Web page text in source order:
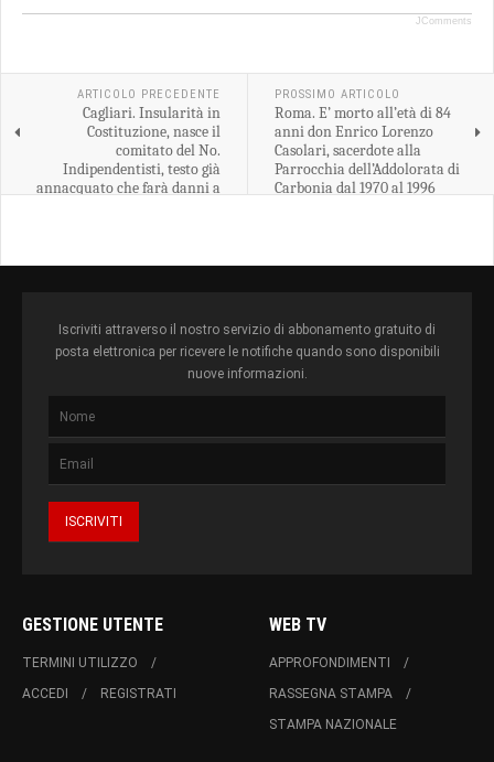
JComments
ARTICOLO PRECEDENTE
Cagliari. Insularità in
Costituzione, nasce il
comitato del No.
Indipendentisti, testo già
annacquato che farà danni a
PROSSIMO ARTICOLO
Roma. E’ morto all’età di 84
anni don Enrico Lorenzo
Casolari, sacerdote alla
Parrocchia dell’Addolorata di
Carbonia dal 1970 al 1996
Iscriviti attraverso il nostro servizio di abbonamento gratuito di
posta elettronica per ricevere le notifiche quando sono disponibili
nuove informazioni.
GESTIONE UTENTE
TERMINI UTILIZZO
ACCEDI
REGISTRATI
WEB TV
APPROFONDIMENTI
RASSEGNA STAMPA
STAMPA NAZIONALE